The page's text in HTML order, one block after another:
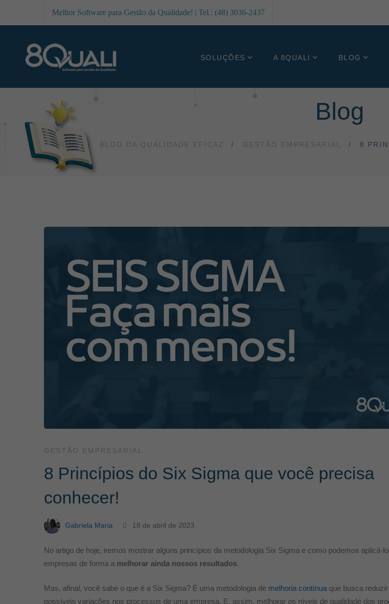
Melhor Software para Gestão da Qualidade! | Tel.: (48) 3036-2437
SOLUÇÕES A 8QUALI BLOG
Blog
HOME BLOG DA QUALIDADE EFICAZ GESTÃO EMPRESARIAL 8
Princípios
do
Six
Sigma
você
precisa
conhecer!
GESTÃO EMPRESARIAL
8 Princípios do Six Sigma que você precisa
conhecer!
Gabriela Maria 18 de abril de 2023
No artigo de hoje, iremos mostrar alguns princípios da metodologia Six Sigma e como podemos aplicá-
empresas de forma a melhorar ainda nossos resultados.
Mas, afinal, você sabe o que é a Six Sigma? É uma metodologia de melhoria contínua que busca
possíveis variações nos processos de uma empresa. E, assim, melhorar os níveis de qualidade dos